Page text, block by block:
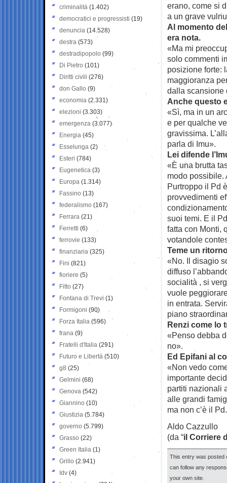
erano, come si
a un grave
Al momento
era nota.
«Ma mi
solo commenti
posizione forte:
maggioranza
dalla scansione
Anche questo
«Sì, ma in un
e per qualche
gravissima.
parla di Imu».
Lei difende
«È una brutta
modo possibile.
Purtroppo il Pd
provvedimenti
suoi temi. E il
fatta con Monti,
votandole
Teme un
«No. Il disagio
diffuso
socialità , si
vuole
in entrata.
piano
Renzi come lo
«Penso debba
no».
Ed Epifani al
«Non vedo
importante
partiti nazionali
alle grandi
ma non c’è il
Aldo Cazzullo
(da “il Corriere
This entry was posted
can follow any
your own site.
criminalità (1.402)
democratici e progressisti (19)
denuncia (14.528)
destra (573)
destradipopolo (99)
Di Pietro (101)
Diritti civili (276)
don Gallo (9)
economia (2.331)
elezioni (3.303)
emergenza (3.077)
Energia (45)
Esselunga (2)
Esteri (784)
Eugenetica (3)
Europa (1.314)
Fassino (13)
federalismo (167)
Ferrara (21)
Ferretti (6)
ferrovie (133)
finanziaria (325)
Fini (821)
fioriere (5)
Fitto (27)
Fontana di Trevi (1)
Formigoni (90)
Forza Italia (596)
frana (9)
Fratelli d'Italia (291)
Futuro e Libertà (510)
g8 (25)
Gelmini (68)
Genova (542)
Giannino (10)
Giustizia (5.784)
governo (5.799)
Grasso (22)
Green Italia (1)
Grillo (2.941)
Idv (4)